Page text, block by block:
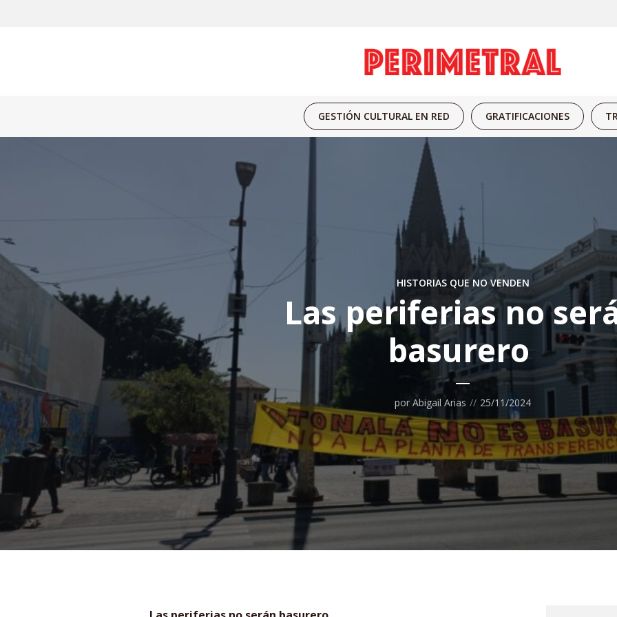
GESTIÓN CULTURAL EN RED GRATIFICACIONES
HISTORIAS QUE NO VENDEN
Las periferias no
basurero
por Abigail Arias 25/11/2024